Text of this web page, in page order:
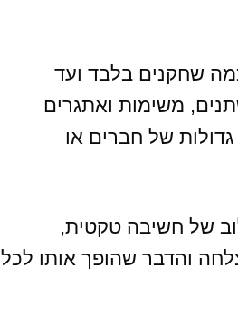
כמה שחקנים בלבד ועד
משימות ואתגרים
של חברים או
של חשיבה טקטית,
והדבר שהופך אותו לכל